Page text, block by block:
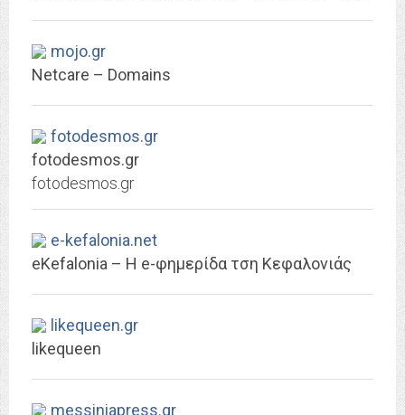
mojo.gr
Netcare – Domains
fotodesmos.gr
fotodesmos.gr
fotodesmos.gr
e-kefalonia.net
eKefalonia – H e-φημερίδα τση Κεφαλονιάς
likequeen.gr
likequeen
messiniapress.gr